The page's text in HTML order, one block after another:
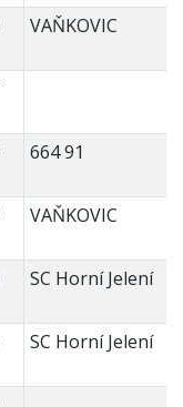
VAŇKOVIC
664 91
VAŇKOVIC
SC Horní Jelení
SC Horní Jelení